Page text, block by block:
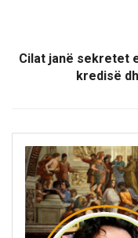
Cilat janë sekretet
kredisë